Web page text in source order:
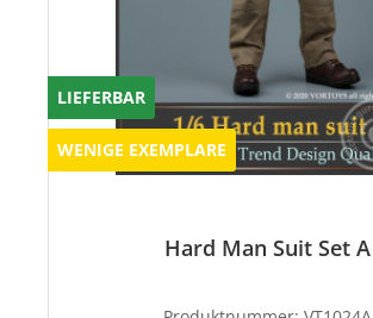
LIEFERBAR
WENIGE EXEMPLARE
Hard Man Suit Set A